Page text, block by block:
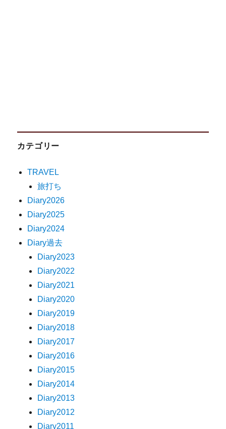
カテゴリー
TRAVEL
旅打ち
Diary2026
Diary2025
Diary2024
Diary過去
Diary2023
Diary2022
Diary2021
Diary2020
Diary2019
Diary2018
Diary2017
Diary2016
Diary2015
Diary2014
Diary2013
Diary2012
Diary2011